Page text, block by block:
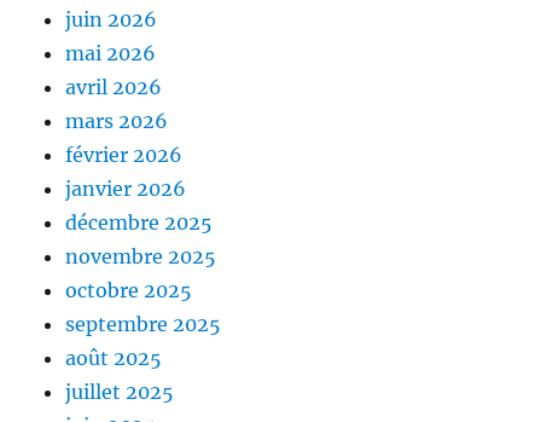
juin 2026
mai 2026
avril 2026
mars 2026
février 2026
janvier 2026
décembre 2025
novembre 2025
octobre 2025
septembre 2025
août 2025
juillet 2025